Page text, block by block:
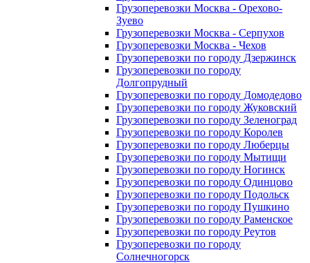
Грузоперевозки Москва - Орехово-
Зуево
Грузоперевозки Москва - Серпухов
Грузоперевозки Москва - Чехов
Грузоперевозки по городу Дзержинск
Грузоперевозки по городу
Долгопрудный
Грузоперевозки по городу Домодедово
Грузоперевозки по городу Жуковский
Грузоперевозки по городу Зеленоград
Грузоперевозки по городу Королев
Грузоперевозки по городу Люберцы
Грузоперевозки по городу Мытищи
Грузоперевозки по городу Ногинск
Грузоперевозки по городу Одинцово
Грузоперевозки по городу Подольск
Грузоперевозки по городу Пушкино
Грузоперевозки по городу Раменское
Грузоперевозки по городу Реутов
Грузоперевозки по городу
Солнечногорск